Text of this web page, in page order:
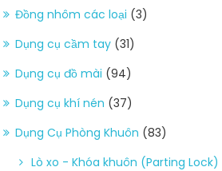
Đồng nhôm các loại (3)
Dụng cụ cầm tay (31)
Dụng cụ đồ mài (94)
Dụng cụ khí nén (37)
Dụng Cụ Phòng Khuôn (83)
Lò xo - Khóa khuôn (Parting Lock)